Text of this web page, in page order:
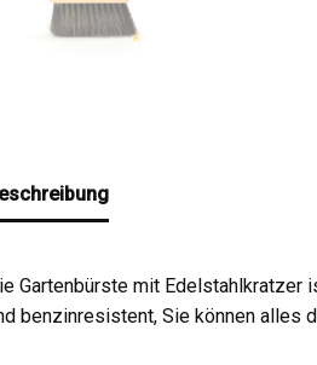
Gartenbürste mit Edelstahlkratzer
benzinresistent, Sie können alles